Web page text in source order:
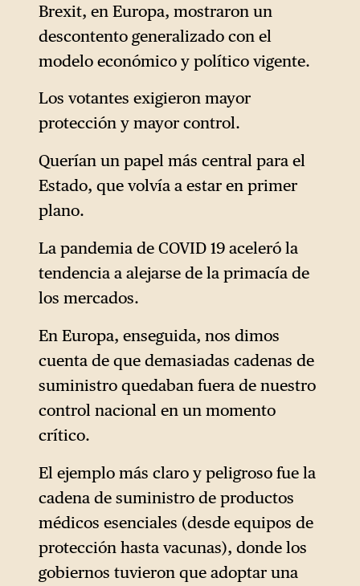
Brexit, en Europa, mostraron un
descontento generalizado con el
modelo económico y político vigente.
Los votantes exigieron mayor
protección y mayor control.
Querían un papel más central para el
Estado, que volvía a estar en primer
plano.
La pandemia de COVID 19 aceleró la
tendencia a alejarse de la primacía de
los mercados.
En Europa, enseguida, nos dimos
cuenta de que demasiadas cadenas de
suministro quedaban fuera de nuestro
control nacional en un momento
crítico.
El ejemplo más claro y peligroso fue la
cadena de suministro de productos
médicos esenciales (desde equipos de
protección hasta vacunas), donde los
gobiernos tuvieron que adoptar una